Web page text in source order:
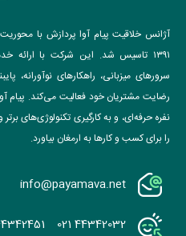
آژانس خلاقیت پیام آوا پردازش با
۱۳۹۱ تاسیس شد. این شرکت با ارائه
سرورهای میزبانی، راهکارهای
نفره حرفه‌ای، و به کارگیری تکنولوژی‌های
را برای کسب و کارها به ارمغان بیاورد.
info@payamava.net
021 44342032